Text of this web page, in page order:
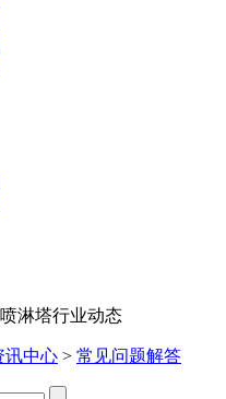
淋塔行业动态
讯中心 > 常见问题解答